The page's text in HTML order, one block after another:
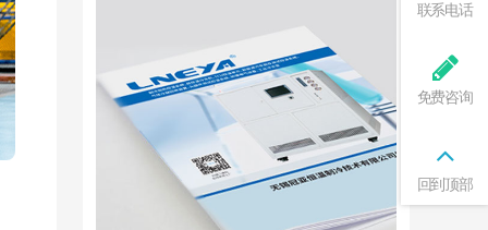
联系电话
免费咨询
回到顶部